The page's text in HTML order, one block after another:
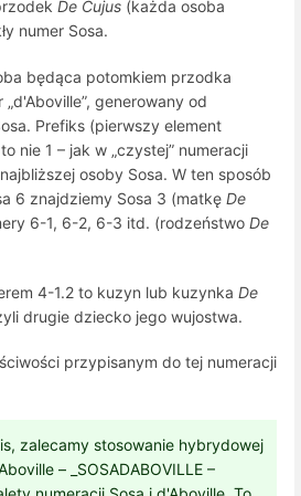
De Cujus (każda osoba
numer Sosa.
będąca potomkiem przodka
„d'Aboville”, generowany od
Prefiks (pierwszy element
nie 1 – jak w „czystej” numeracji
osoby Sosa. W ten sposób
6 znajdziemy Sosa 3 (matkę De
6-1, 6-2, 6-3 itd. (rodzeństwo De
4-1.2 to kuzyn lub kuzynka De
drugie dziecko jego wujostwa.
przypisanym do tej numeracji
zalecamy stosowanie hybrydowej
– _SOSADABOVILLE –